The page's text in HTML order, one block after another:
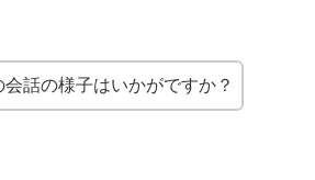
会話の様子はいかがですか？